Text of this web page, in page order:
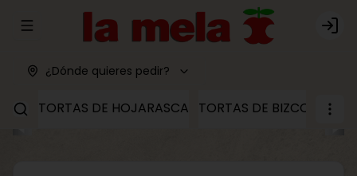
Abrir menu de navegación Login
¿Dónde quieres pedir?
TORTAS DE HOJARASCA TORTAS DE BIZCOCHO